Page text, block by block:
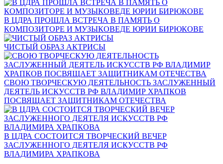
В ЦДРА ПРОШЛА ВСТРЕЧА В ПАМЯТЬ О
КОМПОЗИТОРЕ И МУЗЫКОВЕДЕ ЮРИИ БИРЮКОВЕ
ЧИСТЫЙ ОБРАЗ АКТРИСЫ
СВОЮ ТВОРЧЕСКУЮ ДЕЯТЕЛЬНОСТЬ ЗАСЛУЖЕННЫЙ
ДЕЯТЕЛЬ ИСКУССТВ РФ ВЛАДИМИР ХРАПКОВ
ПОСВЯЩАЕТ ЗАЩИТНИКАМ ОТЕЧЕСТВА
В ЦДРА СОСТОИТСЯ ТВОРЧЕСКИЙ ВЕЧЕР
ЗАСЛУЖЕННОГО ДЕЯТЕЛЯ ИСКУССТВ РФ
ВЛАДИМИРА ХРАПКОВА